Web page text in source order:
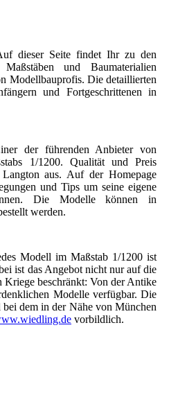
dieser Seite findet Ihr zu den
Maßstäben und Baumaterialien
Modellbauprofis. Die detaillierten
und Fortgeschrittenen in
der führenden Anbieter von
1/1200. Qualität und Preis
aus. Auf der Homepage
und Tips um seine eigene
Die Modelle können in
werden.
Modell im Maßstab 1/1200 ist
ist das Angebot nicht nur auf die
Kriege beschränkt: Von der Antike
Modelle verfügbar. Die
bei dem in der Nähe von München
vorbildlich.